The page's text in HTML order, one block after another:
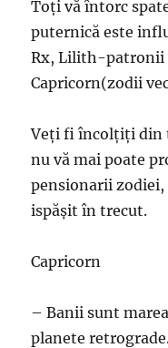
Toţi vă întorc
puternică este
Rx, Lilith-patronii
Capricorn(zodii
Veţi fi încolţiţi din
nu vă mai poate
pensionarii zodiei,
ispăşit în trecut.
Capricorn
– Banii sunt
planete